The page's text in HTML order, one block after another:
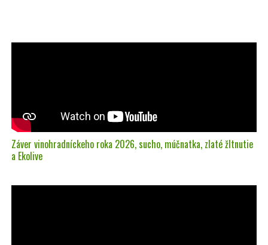
Záver vinohradníckeho roka 2026, sucho, múčnatka, zlaté žltnutie
a Ekolive